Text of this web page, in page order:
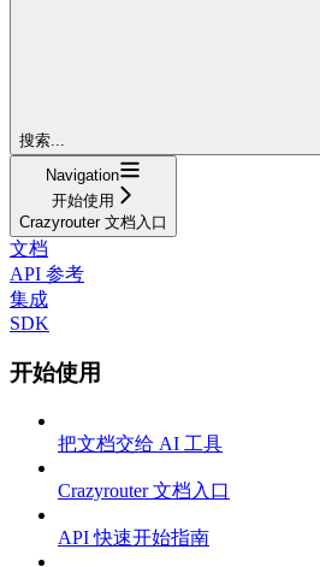
搜索...
Navigation
开始使用
Crazyrouter 文档入口
文档
API 参考
集成
SDK
开始使用
把文档交给 AI 工具
Crazyrouter 文档入口
API 快速开始指南